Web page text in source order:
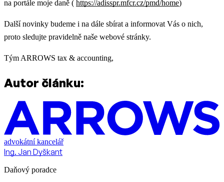
na portále moje daně ( https://adisspr.mfcr.cz/pmd/home)
Další novinky budeme i na dále sbírat a informovat Vás o nich,
proto sledujte pravidelně naše webové stránky.
Tým ARROWS tax & accounting,
Autor článku:
advokátní kancelář
Ing. Jan Dyškant
Daňový poradce